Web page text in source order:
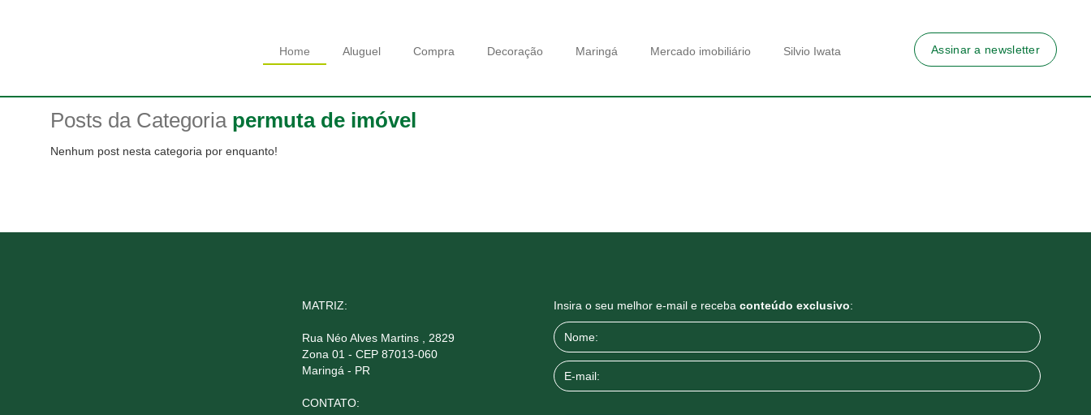
Home Aluguel Compra Decoração Maringá Mercado imobiliário Silvio Iwata Assinar a newsletter
Posts da Categoria permuta de imóvel
Nenhum post nesta categoria por enquanto!
MATRIZ:
Rua Néo Alves Martins , 2829
Zona 01 - CEP 87013-060
Maringá - PR
CONTATO:
Insira o seu melhor e-mail e receba conteúdo exclusivo: